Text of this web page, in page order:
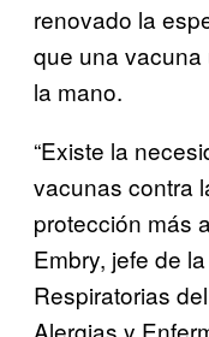
renovado la
que una
la mano.
“Existe la
vacunas contra
protección más
Embry, jefe de
Respiratorias
Alergias y